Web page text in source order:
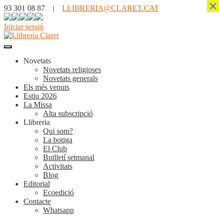
93 301 08 87 | LLIBRERIA@CLARET.CAT
Iniciar sessió
Novetats
Novetats religioses
Novetats generals
Els més venuts
Estiu 2026
La Missa
Alta subscripció
Llibreria
Qui som?
La botiga
El Club
Butlletí setmanal
Activitats
Blog
Editorial
Ecoedició
Contacte
Whatsapp
×